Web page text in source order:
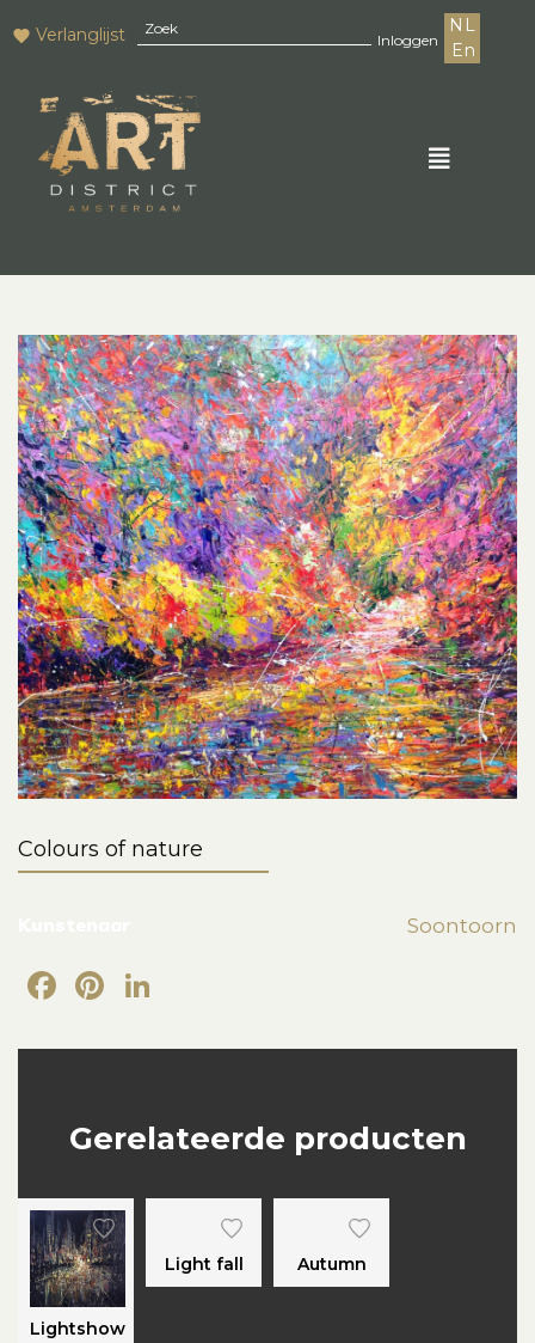
Verlanglijst Inloggen
NL
En
Colours of nature
Soontoorn
Facebook
Pinterest
Gerelateerde producten
Lightshow
Light fall Autumn